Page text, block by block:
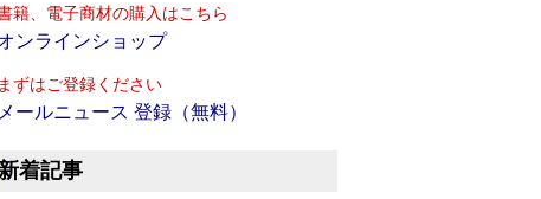
籍、電子商材の購入はこちら
ンラインショップ
まずはご登録ください
メールニュース 登録（無料）
着記事